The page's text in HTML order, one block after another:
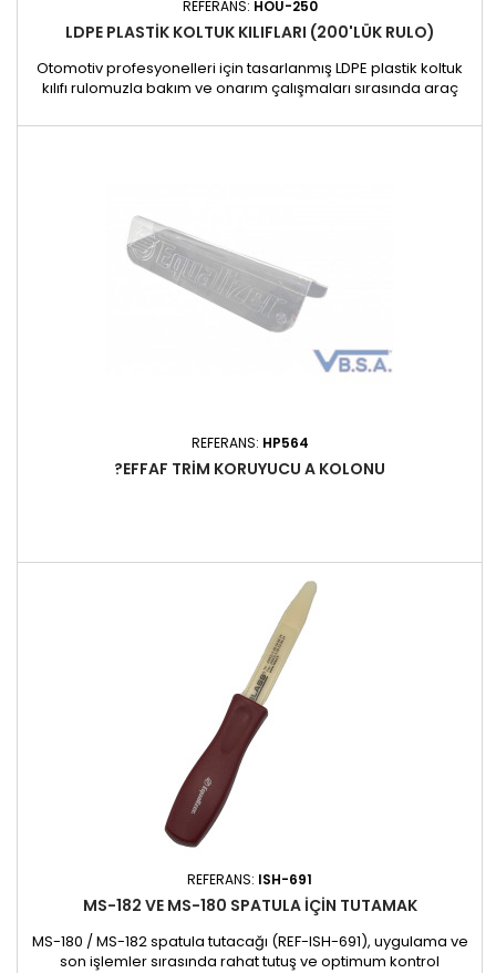
REFERANS: HOU-250
LDPE PLASTIK KOLTUK KILIFLARI (200'LÜK RULO)
Otomotiv profesyonelleri için tasarlanmış LDPE plastik koltuk
kılıfı rulomuzla bakım ve onarım çalışmaları sırasında araç
yağlara ve diğer yaygın atölye kalıntılarına karşı etkili bir
REFERANS: HP564
?EFFAF TRIM KORUYUCU A KOLONU
REFERANS: ISH-691
MS-182 VE MS-180 SPATULA IÇIN TUTAMAK
MS-180 / MS-182 spatula tutacağı (REF-ISH-691), uygulama ve
son işlemler sırasında rahat tutuş ve optimum kontrol